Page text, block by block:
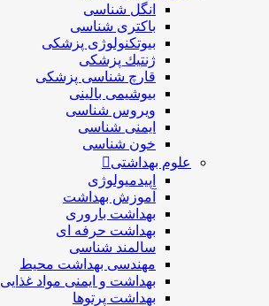
انگل شناسی
باکتری شناسی
بیوتکنولوژی پزشکی
ژنتيك پزشکی
قارچ شناسی پزشكی
بیوشیمی بالینی
ویروس شناسی
ایمنی شناسی
خون شناسی
علوم بهداشتی
اپیدمیولوژی
آموزش بهداشت
بهداشت باروری
بهداشت حرفه ای
سالمند شناسی
مهندسی بهداشت محيط
بهداشت و ایمنی مواد غذایی
بهداشت پرتوها